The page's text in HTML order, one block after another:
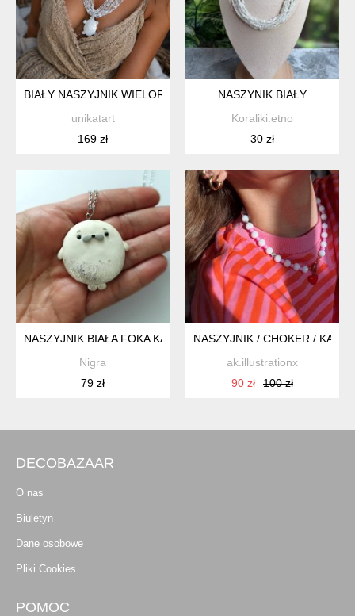
BIAŁY NASZYJNIK WIELORZĘDOWY BOHO Z ŻÓŁWIEM -
unikatart
169 zł
NASZYNIK BIAŁY
Koraliki.etno
30 zł
NASZYJNIK BIAŁA FOKA KAWAII
Nigra
79 zł
NASZYJNIK / CHOKER /
ak.illustrationx
90 zł
100 zł
DECOBAZAAR
O nas
Biuletyn
Dane osobowe
Pliki Cookies
POMOC